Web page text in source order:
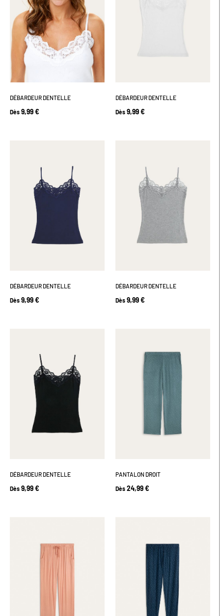
DÉBARDEUR DENTELLE
Dès 9,99 €
DÉBARDEUR DENTELLE
Dès 9,99 €
DÉBARDEUR DENTELLE
Dès 9,99 €
DÉBARDEUR DENTELLE
Dès 9,99 €
DÉBARDEUR DENTELLE
Dès 9,99 €
PANTALON DROIT
Dès 24,99 €